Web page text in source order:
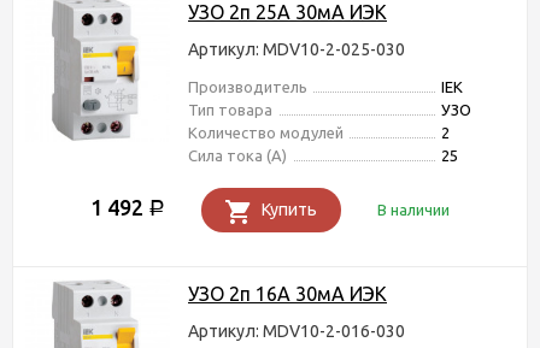
УЗО 2п 25А 30мА ИЭК
Артикул: MDV10-2-025-030
Производитель
IEK
Тип товара
УЗО
Количество модулей
2
Сила тока (А)
25
1 492 Р Купить В наличии
УЗО 2п 16А 30мА ИЭК
Артикул: MDV10-2-016-030